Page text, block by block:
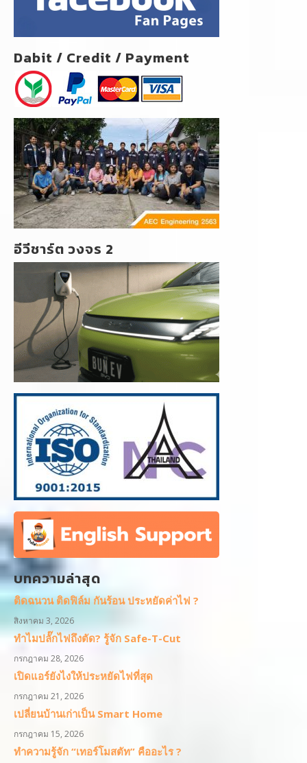
Dabit / Credit / Payment
อีวีชาร์ต วงจร 2
บทความล่าสุด
ติดฉนวน ติดฟิล์ม กันร้อน ประหยัดค่าไฟ ?
สิงหาคม 3, 2026
ทำไมปลั๊กไฟถึงตัด? รู้จัก Safe-T-Cut
กรกฎาคม 28, 2026
เปิดแอร์ยังไงให้ประหยัดไฟที่สุด
กรกฎาคม 21, 2026
เปลี่ยนบ้านเก่าเป็น Smart Home
กรกฎาคม 15, 2026
ทำความรู้จัก “เทอร์โมสตัท” คืออะไร ?